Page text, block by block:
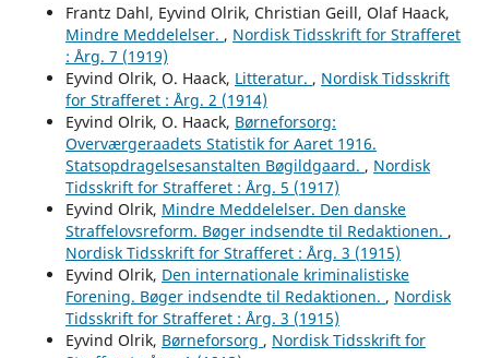
Frantz Dahl, Eyvind Olrik, Christian Geill, Olaf Haack,
Mindre Meddelelser. , Nordisk Tidsskrift for Strafferet
: Årg. 7 (1919)
Eyvind Olrik, O. Haack, Litteratur. , Nordisk Tidsskrift
for Strafferet : Årg. 2 (1914)
Eyvind Olrik, O. Haack, Børneforsorg:
Overværgeraadets Statistik for Aaret 1916.
Statsopdragelsesanstalten Bøgildgaard. , Nordisk
Tidsskrift for Strafferet : Årg. 5 (1917)
Eyvind Olrik, Mindre Meddelelser. Den danske
Straffelovsreform. Bøger indsendte til Redaktionen. ,
Nordisk Tidsskrift for Strafferet : Årg. 3 (1915)
Eyvind Olrik, Den internationale kriminalistiske
Forening. Bøger indsendte til Redaktionen. , Nordisk
Tidsskrift for Strafferet : Årg. 3 (1915)
Eyvind Olrik, Børneforsorg , Nordisk Tidsskrift for